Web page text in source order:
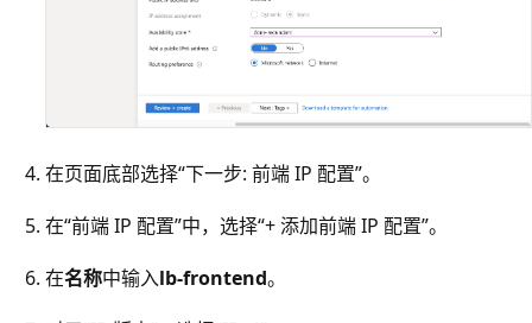
在页面底部选择“下一步: 前端 IP 配置”。
在“前端 IP 配置”中，选择“+ 添加前端 IP 配置”。
在名称中输入lb-frontend。